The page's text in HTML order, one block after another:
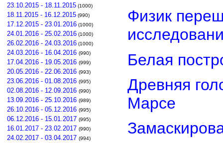
23.10.2015 - 18.11.2015 (1000)
18.11.2015 - 16.12.2015 (990)
17.12.2015 - 23.01.2016 (1000)
24.01.2016 - 25.02.2016 (1000)
26.02.2016 - 24.03.2016 (1000)
24.03.2016 - 16.04.2016 (990)
17.04.2016 - 19.05.2016 (999)
20.05.2016 - 22.06.2016 (993)
23.06.2016 - 01.08.2016 (995)
02.08.2016 - 12.09.2016 (990)
13.09.2016 - 25.10.2016 (989)
26.10.2016 - 05.12.2016 (995)
06.12.2016 - 15.01.2017 (995)
16.01.2017 - 23.02.2017 (990)
24.02.2017 - 03.04.2017 (994)
Физик
Белая
Древняя
Марсе